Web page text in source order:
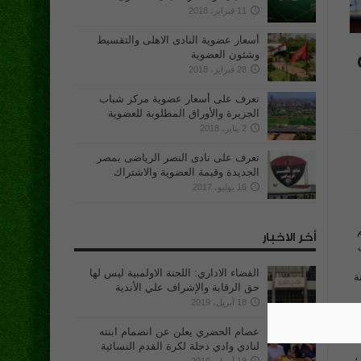
11 فبراير، 2018
أسعار عضوية النادى الاهلى والتقسيط
وشئون العضوية
28 فبراير، 2018
تعرف على أسعار عضوية مركز شباب
الجزيرة والأوراق المطلوبة للعضوية
2 يناير، 2018
تعرف على نادى النصر الرياضى بمصر
الجديدة وقيمة العضوية والاشتراك
16 يوليو، 2017
أخر الاخبار
القضاء الاداري: اللجنة الاولمبية ليس لها
حق الرقابة والإشراف علي الأندية
18 أبريل، 2019
عصام الحضري يعلن عن انضمام ابنته
لنادي وادي دجلة لكرة القدم النسائية